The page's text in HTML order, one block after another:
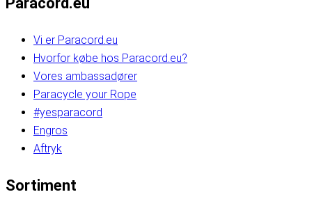
Vi er Paracord.eu
Hvorfor købe hos Paracord.eu?
Vores ambassadører
Paracycle your Rope
#yesparacord
Engros
Aftryk
Sortiment